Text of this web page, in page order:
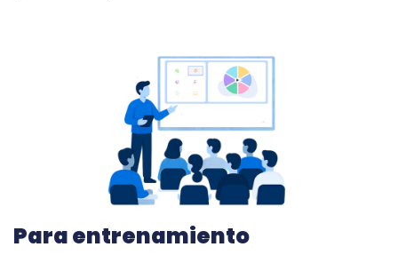
Para entrenamiento